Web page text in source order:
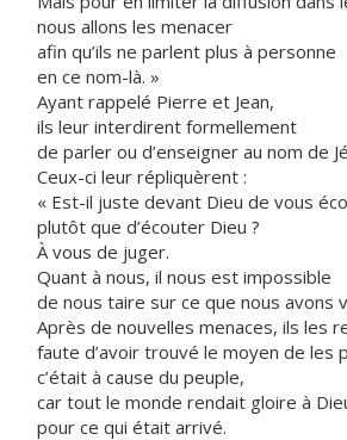
nous allons les menacer
afin qu’ils ne parlent plus à personne
en ce nom-là. »
Ayant rappelé Pierre et Jean,
ils leur interdirent formellement
de parler ou d’enseigner au nom de
Ceux-ci leur répliquèrent :
« Est-il juste devant Dieu de vous
plutôt que d’écouter Dieu ?
À vous de juger.
Quant à nous, il nous est impossible
de nous taire sur ce que nous avons
Après de nouvelles menaces, ils les
faute d’avoir trouvé le moyen de les
c’était à cause du peuple,
car tout le monde rendait gloire à
pour ce qui était arrivé.